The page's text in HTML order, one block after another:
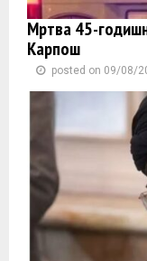
Мртва 45-
Карпош
posted on 09/08/